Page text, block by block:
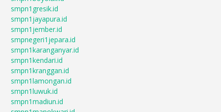
smpn1gresik.id
smpn1jayapura.id
smpn1jember.id
smpnegeri1jepara.id
smpn1karanganyar.id
smpn1kendari.id
smpn1kranggan.id
smpn1lamongan.id
smpn1luwuk.id
smpn1madiun.id